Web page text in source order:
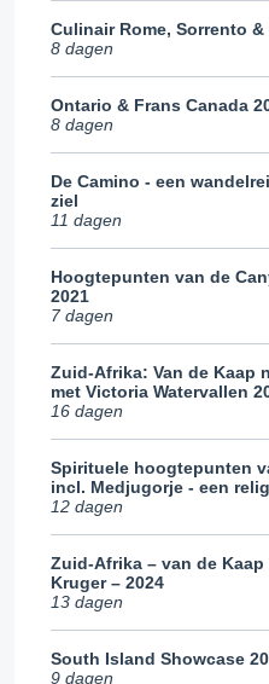
Culinair Rome, Sorrento &
8 dagen
Ontario & Frans Canada
8 dagen
De Camino - een
ziel
11 dagen
Hoogtepunten van de
2021
7 dagen
Zuid-Afrika: Van de Kaap
met Victoria Watervallen
16 dagen
Spirituele hoogtepunten
incl. Medjugorje - een
12 dagen
Zuid-Afrika – van de Kaap
Kruger – 2024
13 dagen
South Island Showcase
9 dagen